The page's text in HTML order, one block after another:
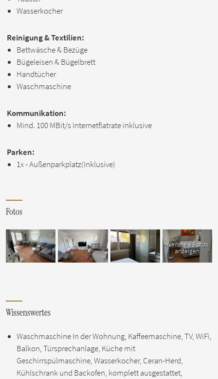
Wasserkocher
Reinigung & Textilien:
Bettwäsche & Bezüge
Bügeleisen & Bügelbrett
Handtücher
Waschmaschine
Kommunikation:
Mind. 100 MBit/s Internetflatrate inklusive
Parken:
1x - Außenparkplatz(Inklusive)
Fotos
Weitere 9 Fotos
anzeigen
Wissenswertes
Waschmaschine In der Wohnung, Kaffeemaschine, TV, WiFi,
Balkon, Türsprechanlage, Küche mit
Geschirrspülmaschine, Wasserkocher, Ceran-Herd,
Kühlschrank und Backofen, komplett ausgestattet,